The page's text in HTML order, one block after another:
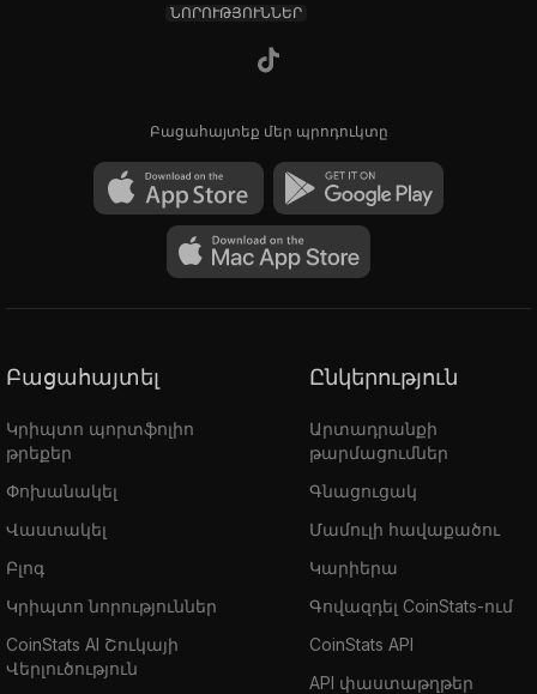
ՆՈՐՈՒԹՅՈՒՆՆԵՐ
Բացահայտեք մեր պրոդուկտը
Բացահայտել
Կրիպտո պորտֆոլիո
թրեքեր
Փոխանակել
Վաստակել
Բլոգ
Կրիպտո նորություններ
CoinStats AI Շուկայի
Վերլուծություն
Ընկերություն
Արտադրանքի
թարմացումներ
Գնացուցակ
Մամուլի հավաքածու
Կարիերա
Գովազդել CoinStats-ում
CoinStats API
API փաստաթղթեր